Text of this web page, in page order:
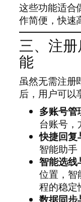
这些功能适合
作简便，快速
三、注
能
虽然无需注册
后，用户可以
多账号管
台账号，
快捷回复
智能助手
智能选线
位置，智
程的稳定
数据同步